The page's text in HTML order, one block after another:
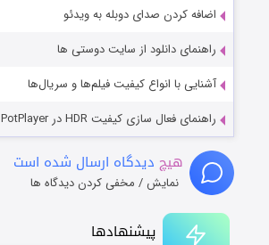
پیشنهادها
اضافه کردن صدای دوبله به ویدئو
راهنمای دانلود از سایت دوستی ها
آشنایی با انواع کیفیت فیلم‌ها و سریال‌ها
راهنمای فعال سازی کیفیت HDR در PotPlayer
هیچ دیدگاه ارسال شده است
نمایش / مخفی کردن دیدگاه ها